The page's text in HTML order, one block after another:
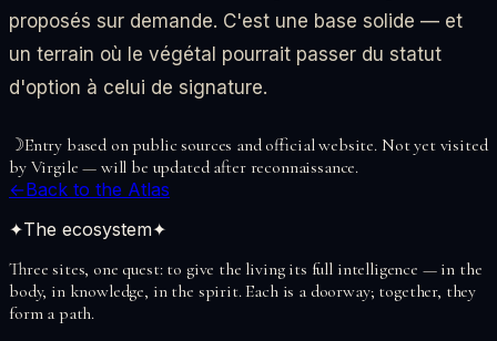
proposés sur demande. C'est une base solide — et
un terrain où le végétal pourrait passer du statut
d'option à celui de signature.
☽Entry based on public sources and official website. Not yet visited
by Virgile — will be updated after reconnaissance.
←Back to the Atlas
✦The ecosystem✦
Three sites, one quest: to give the living its full intelligence — in the
body, in knowledge, in the spirit. Each is a doorway; together, they
form a path.